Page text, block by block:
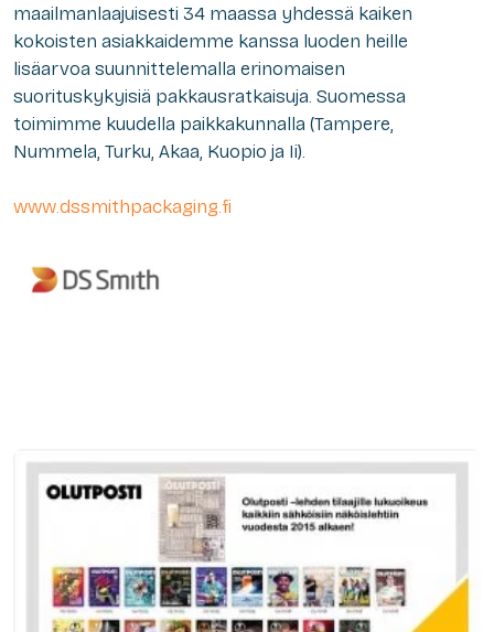
maailmanlaajuisesti 34 maassa yhdessä kaiken
kokoisten asiakkaidemme kanssa luoden heille
lisäarvoa suunnittelemalla erinomaisen
suorituskykyisiä pakkausratkaisuja. Suomessa
toimimme kuudella paikkakunnalla (Tampere,
Nummela, Turku, Akaa, Kuopio ja Ii).
www.dssmithpackaging.fi